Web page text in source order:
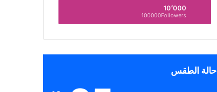
10٬000
100000Followers
حالة الطقس